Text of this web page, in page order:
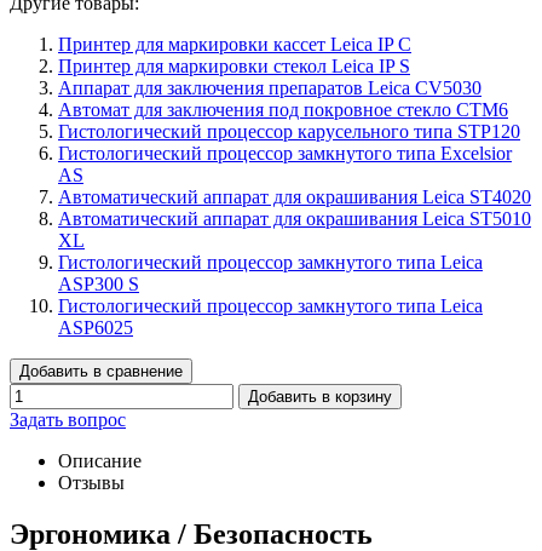
Принтер для маркировки кассет Leica IP C
Принтер для маркировки стекол Leica IP S
Аппарат для заключения препаратов Leica CV5030
Автомат для заключения под покровное стекло CTM6
Гистологический процессор карусельного типа STP120
Гистологический процессор замкнутого типа Excelsior
AS
Автоматический аппарат для окрашивания Leica ST4020
Автоматический аппарат для окрашивания Leica ST5010
XL
Гистологический процессор замкнутого типа Leica
ASP300 S
Гистологический процессор замкнутого типа Leica
ASP6025
Добавить в сравнение
Добавить в корзину
Задать вопрос
Описание
Отзывы
Эргономика / Безопасность